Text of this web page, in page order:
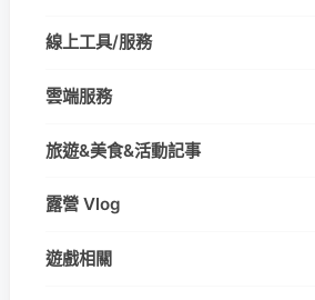
線上工具/服務
雲端服務
旅遊&美食&活動記事
露營 Vlog
遊戲相關